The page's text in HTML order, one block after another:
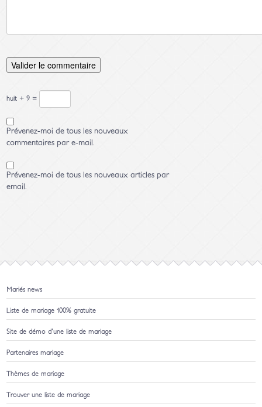
huit + 9 =
Prévenez-moi de tous les nouveaux
commentaires par e-mail.
Prévenez-moi de tous les nouveaux articles par
email.
Mariés news
Liste de mariage 100% gratuite
Site de démo d'une liste de mariage
Partenaires mariage
Thèmes de mariage
Trouver une liste de mariage